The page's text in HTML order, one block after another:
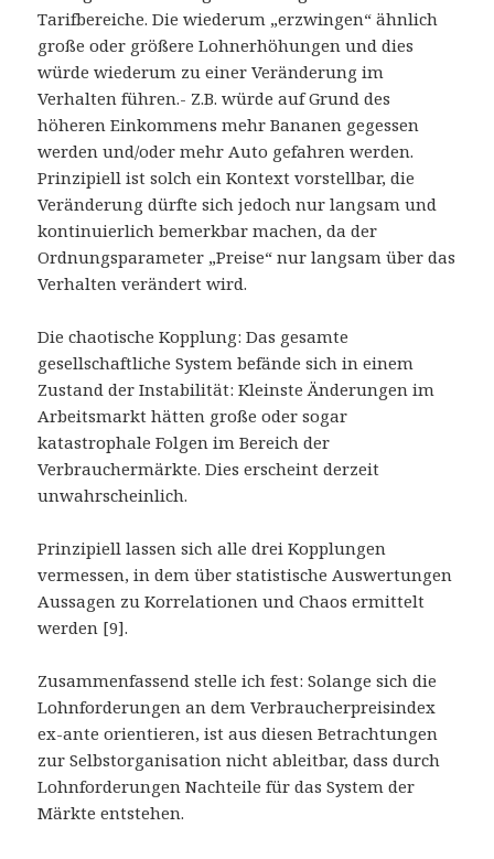
Tarifbereiche. Die wiederum „erzwingen“ ähnlich
große oder größere Lohnerhöhungen und dies
würde wiederum zu einer Veränderung im
Verhalten führen.- Z.B. würde auf Grund des
höheren Einkommens mehr Bananen gegessen
werden und/oder mehr Auto gefahren werden.
Prinzipiell ist solch ein Kontext vorstellbar, die
Veränderung dürfte sich jedoch nur langsam und
kontinuierlich bemerkbar machen, da der
Ordnungsparameter „Preise“ nur langsam über das
Verhalten verändert wird.
Die chaotische Kopplung: Das gesamte
gesellschaftliche System befände sich in einem
Zustand der Instabilität: Kleinste Änderungen im
Arbeitsmarkt hätten große oder sogar
katastrophale Folgen im Bereich der
Verbrauchermärkte. Dies erscheint derzeit
unwahrscheinlich.
Prinzipiell lassen sich alle drei Kopplungen
vermessen, in dem über statistische Auswertungen
Aussagen zu Korrelationen und Chaos ermittelt
werden [9].
Zusammenfassend stelle ich fest: Solange sich die
Lohnforderungen an dem Verbraucherpreisindex
ex-ante orientieren, ist aus diesen Betrachtungen
zur Selbstorganisation nicht ableitbar, dass durch
Lohnforderungen Nachteile für das System der
Märkte entstehen.